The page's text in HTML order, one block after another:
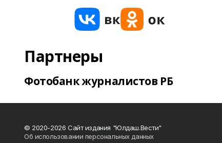
Партнеры
Фотобанк журналистов РБ
© 2020-2026 Сайт издания "Юлдаш.Вести"
Об использовании персональных данных